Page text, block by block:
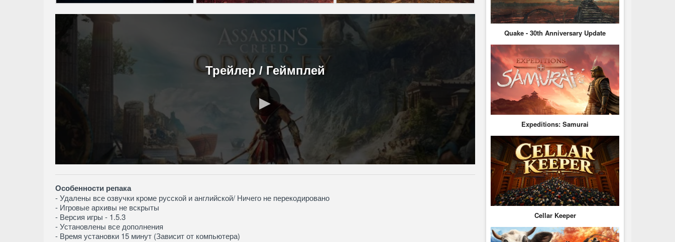
Трейлер / Геймплей
Особенности репака
- Удалены все озвучки кроме русской и английской/ Ничего не перекодировано
- Игровые архивы не вскрыты
- Версия игры - 1.5.3
- Установлены все дополнения
- Время установки 15 минут (Зависит от компьютера)
Quake - 30th Anniversary Update
Expeditions: Samurai
Cellar Keeper